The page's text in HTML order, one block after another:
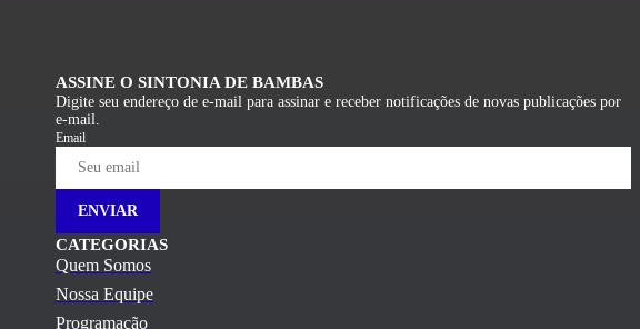
ASSINE O SINTONIA DE BAMBAS
Digite seu endereço de e-mail para assinar e receber notificações de novas publicações por
e-mail.
Email
ENVIAR
CATEGORIAS
Quem Somos
Nossa Equipe
Programação